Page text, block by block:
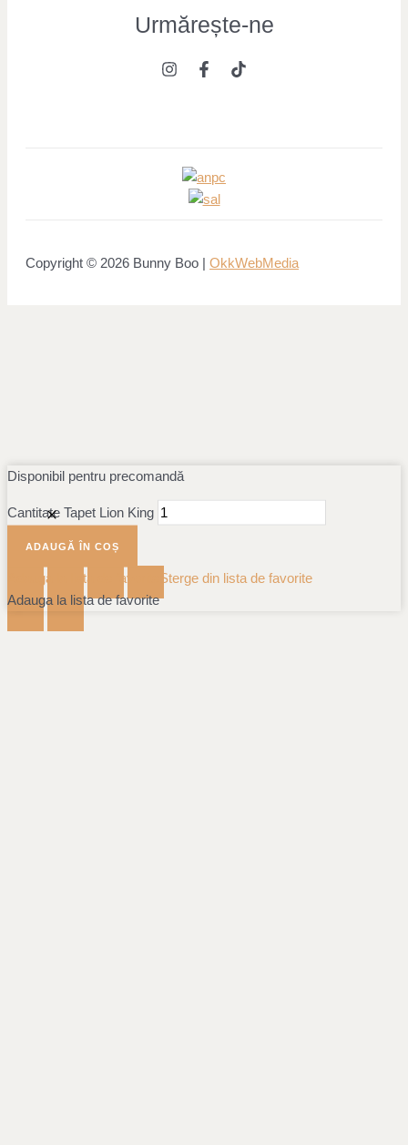
Urmărește-ne
Copyright © 2026 Bunny Boo | OkkWebMedia
Disponibil pentru precomandă
Cantitate Tapet Lion King
ADAUGĂ ÎN COȘ
Adauga la lista de favorite
Sterge din lista de favorite
Adauga la lista de favorite